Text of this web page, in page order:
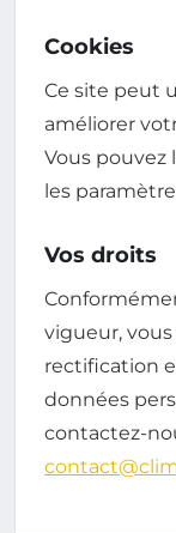
Cookies
Ce site peut
améliorer
Vous pouvez
les
Vos droits
vigueur,
rectification
données
contactez-